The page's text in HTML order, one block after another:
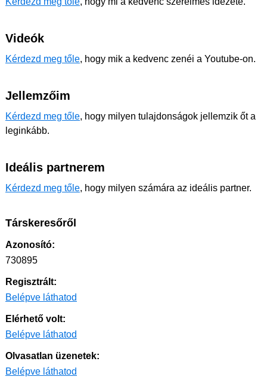
Videók
Kérdezd meg tőle, hogy mik a kedvenc zenéi a Youtube-on.
Jellemzőim
Kérdezd meg tőle, hogy milyen tulajdonságok jellemzik őt a
leginkább.
Ideális partnerem
Kérdezd meg tőle, hogy milyen számára az ideális partner.
Társkeresőről
Azonosító:
730895
Regisztrált:
Belépve láthatod
Elérhető volt:
Belépve láthatod
Olvasatlan üzenetek:
Belépve láthatod